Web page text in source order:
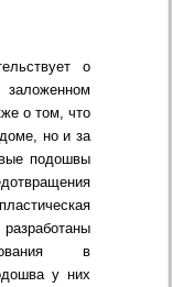
о
о том, что
но и за
подошвы
в
у них